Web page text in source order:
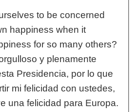
to be concerned
happiness when it
for so many others?
y plenamente
Presidencia, por lo que
mi felicidad con ustedes,
una felicidad para Europa.